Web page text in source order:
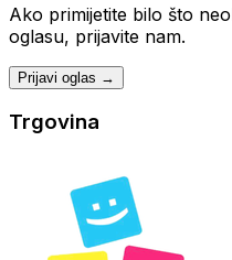
Ako primijetite bilo što
oglasu, prijavite nam.
Prijavi oglas →
Trgovina